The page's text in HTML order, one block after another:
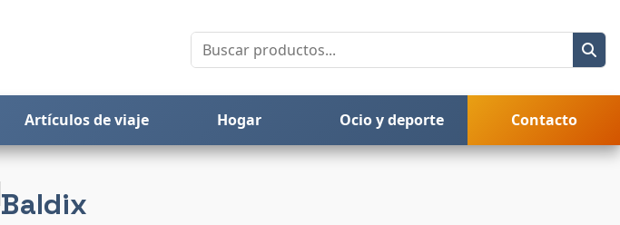
Artículos de viaje Hogar Ocio y deporte Contacto
Baldix